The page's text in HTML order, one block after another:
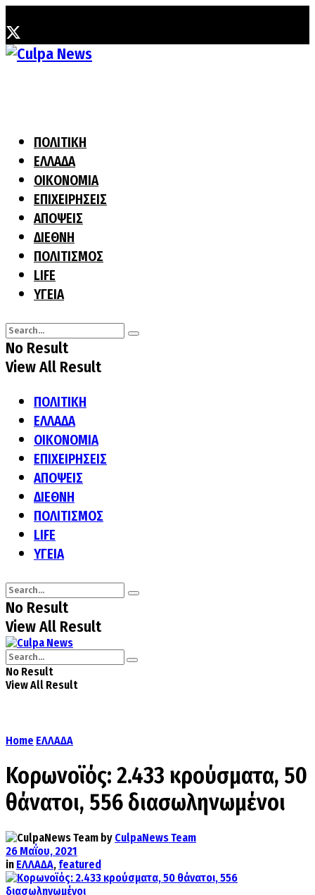
ΠΟΛΙΤΙΚΗ
ΕΛΛΑΔΑ
ΟΙΚΟΝΟΜΙΑ
ΕΠΙΧΕΙΡΗΣΕΙΣ
ΑΠΟΨΕΙΣ
ΔΙΕΘΝΗ
ΠΟΛΙΤΙΣΜΟΣ
LIFE
ΥΓΕΙΑ
No Result
View All Result
ΠΟΛΙΤΙΚΗ
ΕΛΛΑΔΑ
ΟΙΚΟΝΟΜΙΑ
ΕΠΙΧΕΙΡΗΣΕΙΣ
ΑΠΟΨΕΙΣ
ΔΙΕΘΝΗ
ΠΟΛΙΤΙΣΜΟΣ
LIFE
ΥΓΕΙΑ
No Result
View All Result
No Result
View All Result
Home ΕΛΛΑΔΑ
Κορωνοϊός: 2.433 κρούσματα, 50
θάνατοι, 556 διασωληνωμένοι
by CulpaNews Team
26 Μαΐου, 2021
in ΕΛΛΑΔΑ, featured